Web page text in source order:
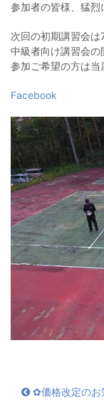
参加者の皆様、猛
次回の初期講習会は
中級者向け講習会の
参加ご希望の方は当
Facebook
✿価格改定の